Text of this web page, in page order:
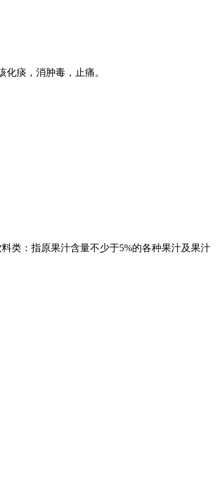
痰，消肿毒，止痛。
类：指原果汁含量不少于5%的各种果汁及果汁